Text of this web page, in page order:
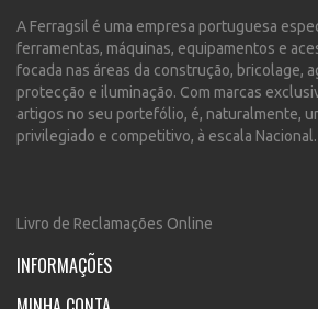
A Ferragsil é uma empresa portuguesa
ferramentas, máquinas, equipamentos e
focada nas áreas da construção, bricolage,
protecção e iluminação. Com marcas
artigos no seu portefólio, é, naturalmente,
privilegiado e competitivo, à escala Nacional.
Livro de Reclamações Online
INFORMAÇÕES